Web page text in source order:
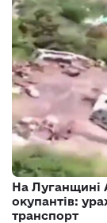
На Луганщині
окупантів:
транспорт